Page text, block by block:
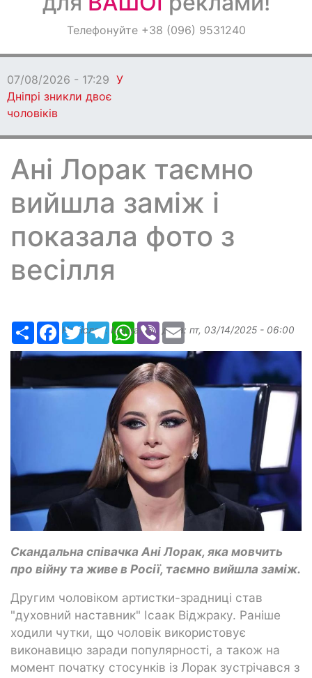
ОголошенняТелефонуйте +38 (096) 9531240
07/08/2026 - 17:29 У
Дніпрі зникли двоє
чоловіків
Ані Лорак таємно
вийшла заміж і
показала фото з
весілля
РесурсFacebook
TwitterTelegramWhatsApp
ViberEmail
Надіслав: Margarita, дата: пт, 03/14/2025 - 06:00
Скандальна співачка Ані Лорак, яка мовчить
про війну та живе в Росії, таємно вийшла заміж.
Другим чоловіком артистки-зрадниці став
"духовний наставник" Ісаак Віджраку. Раніше
ходили чутки, що чоловік використовує
виконавицю заради популярності, а також на
момент початку стосунків із Лорак зустрічався з